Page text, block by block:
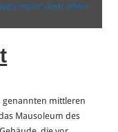
region“ direkt öffnen
genannten mittleren
Mausoleum des